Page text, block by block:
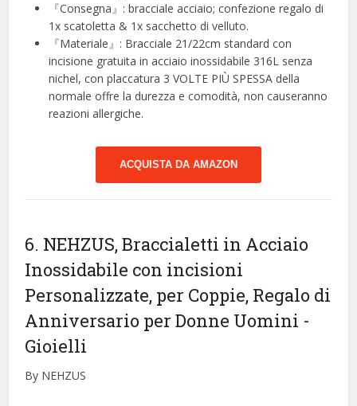
『Consegna』: bracciale acciaio; confezione regalo di
1x scatoletta & 1x sacchetto di velluto.
『Materiale』: Bracciale 21/22cm standard con
incisione gratuita in acciaio inossidabile 316L senza
nichel, con placcatura 3 VOLTE PIÙ SPESSA della
normale offre la durezza e comodità, non causeranno
reazioni allergiche.
ACQUISTA DA AMAZON
6. NEHZUS, Braccialetti in Acciaio
Inossidabile con incisioni
Personalizzate, per Coppie, Regalo di
Anniversario per Donne Uomini -
Gioielli
By NEHZUS